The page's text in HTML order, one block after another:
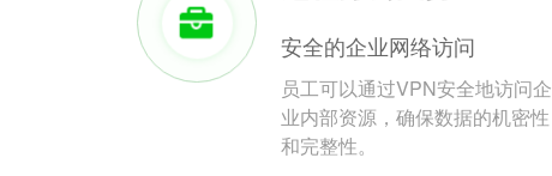
安全的企业网络访问
员工可以通过VPN安全地访问企
业内部资源，确保数据的机密性
和完整性。